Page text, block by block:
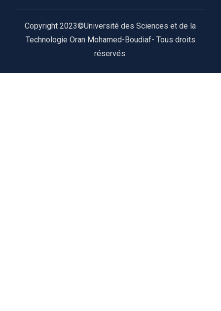
Copyright 2023©Université des Sciences et de la
Technologie Oran Mohamed-Boudiaf- Tous droits
réservés.